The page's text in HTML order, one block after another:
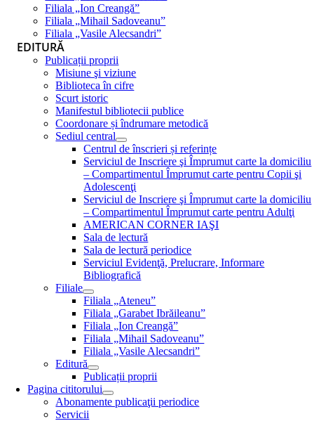
Filiala „Ion Creangă”
Filiala „Mihail Sadoveanu”
Filiala „Vasile Alecsandri”
EDITURĂ
Publicații proprii
Misiune şi viziune
Biblioteca în cifre
Scurt istoric
Manifestul bibliotecii publice
Coordonare și îndrumare metodică
Sediul central
Centrul de înscrieri și referințe
Serviciul de Inscriere şi Împrumut carte la domiciliu
– Compartimentul Împrumut carte pentru Copii şi
Adolescenţi
Serviciul de Inscriere şi Împrumut carte la domiciliu
– Compartimentul Împrumut carte pentru Adulţi
AMERICAN CORNER IAŞI
Sala de lectură
Sala de lectură periodice
Serviciul Evidenţă, Prelucrare, Informare
Bibliografică
Filiale
Filiala „Ateneu”
Filiala „Garabet Ibrăileanu”
Filiala „Ion Creangă”
Filiala „Mihail Sadoveanu”
Filiala „Vasile Alecsandri”
Editură
Publicații proprii
Pagina cititorului
Abonamente publicaţii periodice
Servicii